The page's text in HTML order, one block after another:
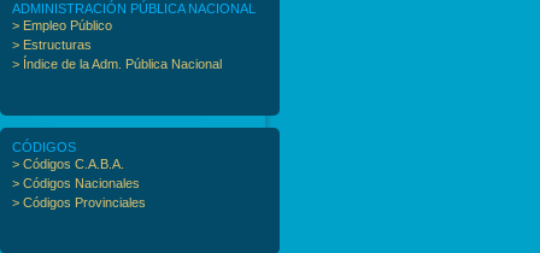
ADMINISTRACIÓN PÚBLICA NACIONAL
> Empleo Público
> Estructuras
> Índice de la Adm. Pública Nacional
CÓDIGOS
> Códigos C.A.B.A.
> Códigos Nacionales
> Códigos Provinciales